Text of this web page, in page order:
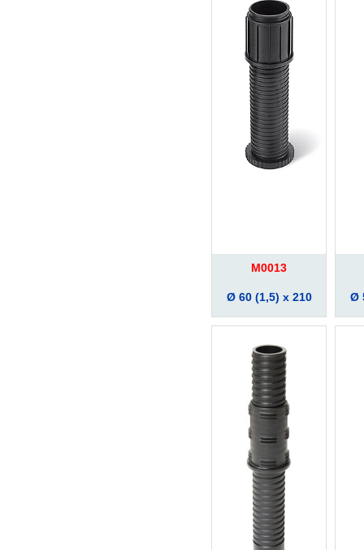
M0013
Ø 60 (1,5) x 210 Ø